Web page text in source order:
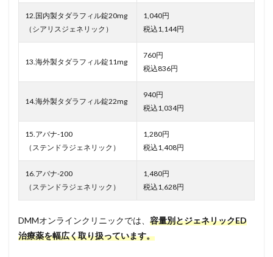
12.国内製タダラフィル錠20mg
（シアリスジェネリック）
1,040円
税込1,144円
13.海外製タダラフィル錠11mg
760円
税込836円
14.海外製タダラフィル錠22mg
940円
税込1,034円
15.アバナ-100
（ステンドラジェネリック）
1,280円
税込1,408円
16.アバナ-200
（ステンドラジェネリック）
1,480円
税込1,628円
DMMオンラインクリニックでは、 容量別とジェネリックED
治療薬を幅広く取り扱っています。